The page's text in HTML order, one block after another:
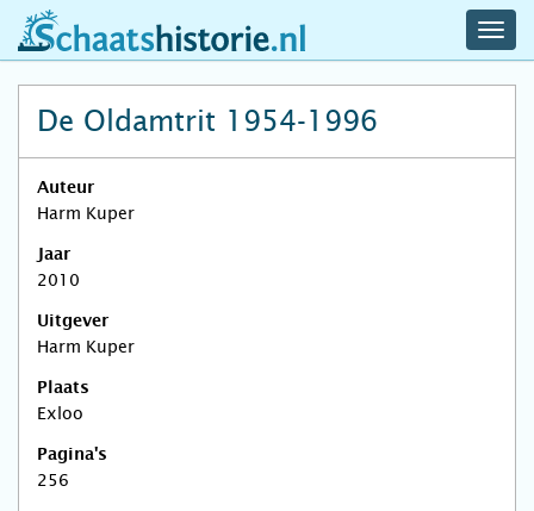
schaatshistorie.nl
De Oldamtrit 1954-1996
Auteur
Harm Kuper
Jaar
2010
Uitgever
Harm Kuper
Plaats
Exloo
Pagina's
256